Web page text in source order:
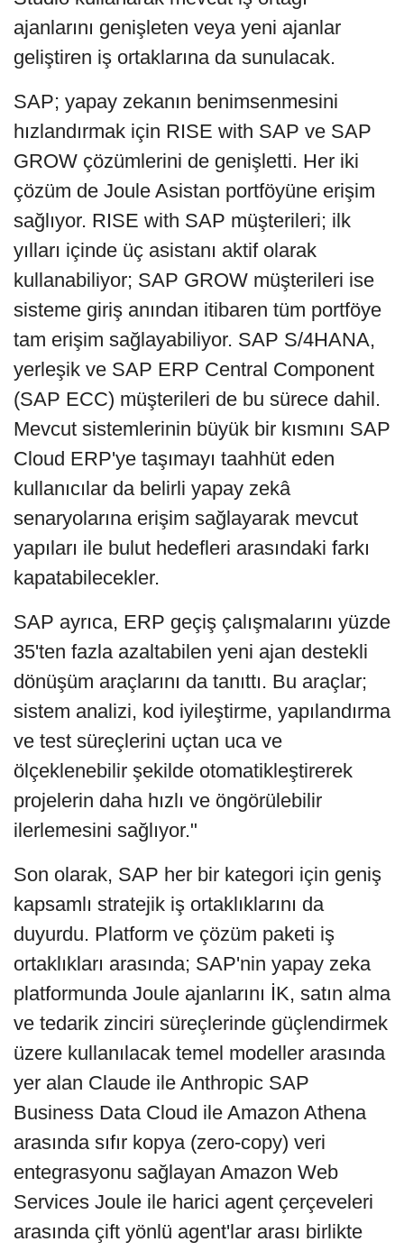
ajanlarını genişleten veya yeni ajanlar
geliştiren iş ortaklarına da sunulacak.
SAP; yapay zekanın benimsenmesini
hızlandırmak için RISE with SAP ve SAP
GROW çözümlerini de genişletti. Her iki
çözüm de Joule Asistan portföyüne erişim
sağlıyor. RISE with SAP müşterileri; ilk
yılları içinde üç asistanı aktif olarak
kullanabiliyor; SAP GROW müşterileri ise
sisteme giriş anından itibaren tüm portföye
tam erişim sağlayabiliyor. SAP S/4HANA,
yerleşik ve SAP ERP Central Component
(SAP ECC) müşterileri de bu sürece dahil.
Mevcut sistemlerinin büyük bir kısmını SAP
Cloud ERP'ye taşımayı taahhüt eden
kullanıcılar da belirli yapay zekâ
senaryolarına erişim sağlayarak mevcut
yapıları ile bulut hedefleri arasındaki farkı
kapatabilecekler.
SAP ayrıca, ERP geçiş çalışmalarını yüzde
35'ten fazla azaltabilen yeni ajan destekli
dönüşüm araçlarını da tanıttı. Bu araçlar;
sistem analizi, kod iyileştirme, yapılandırma
ve test süreçlerini uçtan uca ve
ölçeklenebilir şekilde otomatikleştirerek
projelerin daha hızlı ve öngörülebilir
ilerlemesini sağlıyor."
Son olarak, SAP her bir kategori için geniş
kapsamlı stratejik iş ortaklıklarını da
duyurdu. Platform ve çözüm paketi iş
ortaklıkları arasında; SAP'nin yapay zeka
platformunda Joule ajanlarını İK, satın alma
ve tedarik zinciri süreçlerinde güçlendirmek
üzere kullanılacak temel modeller arasında
yer alan Claude ile Anthropic SAP
Business Data Cloud ile Amazon Athena
arasında sıfır kopya (zero-copy) veri
entegrasyonu sağlayan Amazon Web
Services Joule ile harici agent çerçeveleri
arasında çift yönlü agent'lar arası birlikte